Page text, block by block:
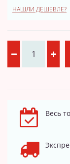
НАШЛИ ДЕШЕВЛЕ?
Весь